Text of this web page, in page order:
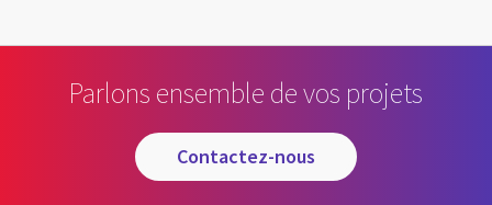
Parlons ensemble de vos projets
contactez-nous